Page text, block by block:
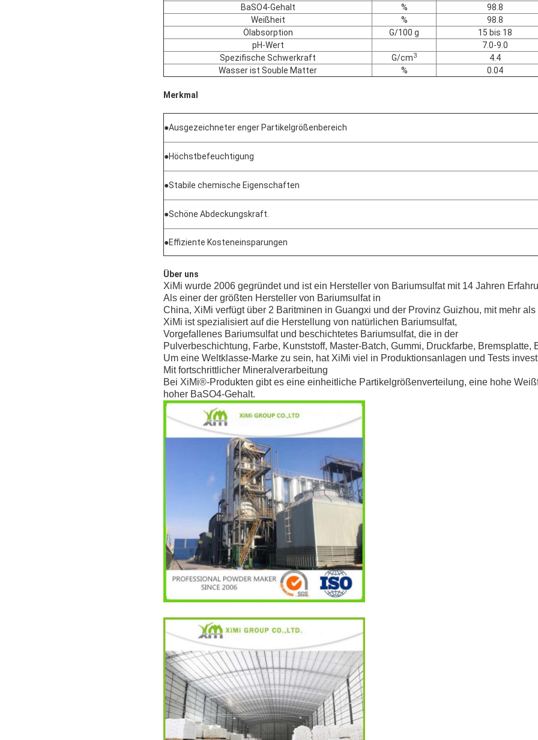
BaSO4-Gehalt
%
98.8
Weißheit
%
98.8
Ölabsorption
G/100 g
15 bis 18
pH-Wert
7.0-9.0
Spezifische Schwerkraft
G/cm3
4.4
Wasser ist Souble Matter
% 0.04
Merkmal
●Ausgezeichneter enger Partikelgrößenbereich
●Höchstbefeuchtigung
●Stabile chemische Eigenschaften
●Schöne Abdeckungskraft.
●Effiziente Kosteneinsparungen
Über uns
XiMi wurde 2006 gegründet und ist ein Hersteller von Bariumsulfat mit 14 Jahren
Als einer der größten Hersteller von Bariumsulfat in
China, XiMi verfügt über 2 Baritminen in Guangxi und der Provinz Guizhou, mit mehr als
XiMi ist spezialisiert auf die Herstellung von natürlichen Bariumsulfat,
Vorgefallenes Bariumsulfat und beschichtetes Bariumsulfat, die in der
Pulverbeschichtung, Farbe, Kunststoff, Master-Batch, Gummi, Druckfarbe, Bremsplatte,
Um eine Weltklasse-Marke zu sein, hat XiMi viel in Produktionsanlagen und Tests
Mit fortschrittlicher Mineralverarbeitung
Bei XiMi®-Produkten gibt es eine einheitliche Partikelgrößenverteilung, eine hohe
hoher BaSO4-Gehalt.